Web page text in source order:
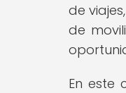
de
de
En este